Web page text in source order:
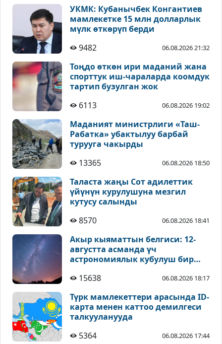
УКМК: Кубанычбек Конгантиев
мамлекетке 15 млн долларлык
мүлк өткөрүп берди
9482
06.08.2026 21:32
Тоңдо өткөн ири маданий жана
спорттук иш-чараларда коомдук
тартип бузулган жок
6113
06.08.2026 19:02
Маданият министрлиги «Таш-
Рабатка» убактылуу барбай
турууга чакырды
13365
06.08.2026 18:50
Таласта жаңы Сот адилеттик
үйүнүн курулушуна мезгил
кутусу салынды
8570
06.08.2026 18:41
Акыр кыяматтын белгиси: 12-
августта асманда үч
астрономиялык кубулуш бир
15638
06.08.2026 18:17
Түрк мамлекеттери арасында ID-
карта менен каттоо демилгеси
талкууланууда
5364
06.08.2026 17:44